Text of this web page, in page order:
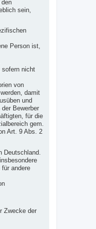
den
sein,
Person ist,
sofern nicht
von
damit
und
Bewerber
für die
gem.
Art. 9 Abs. 2
Deutschland.
andere
Zwecke der